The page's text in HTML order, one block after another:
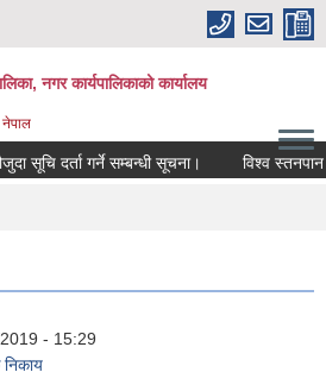
नगर कार्यपालिकाको कार्यालय
नेपाल
सूचि दर्ता गर्ने सम्बन्धी सूचना। विश्व स्तनपान
- 15:29